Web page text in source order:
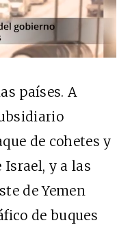
países. A
de cohetes y
y a las
de Yemen
de buques